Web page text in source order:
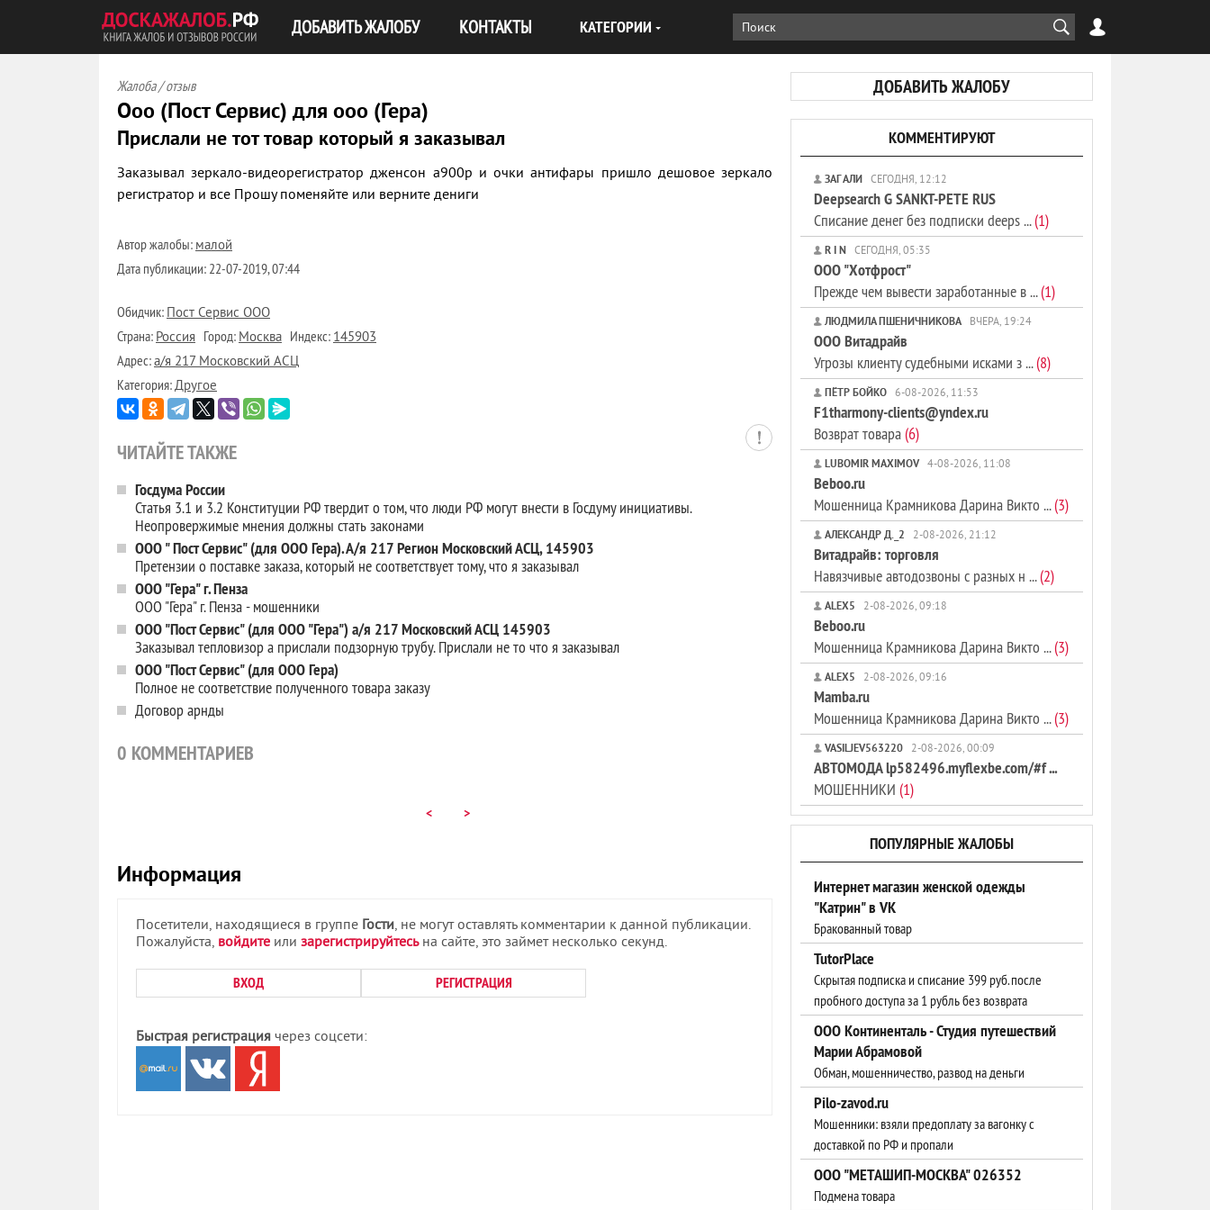
ДОБАВИТЬ ЖАЛОБУ КОНТАКТЫ КАТЕГОРИИ
ДОБАВИТЬ ЖАЛОБУ
Жалоба / отзыв
Ооо (Пост Сервис) для ооо (Гера)
Прислали не тот товар который я заказывал
Заказывал зеркало-видеорегистратор дженсон а900р и очки антифары пришло дешовое зеркало
регистратор и все Прошу поменяйте или верните дениги
Автор жалобы:малой
Дата публикации: 22-07-2019, 07:44
Обидчик:Пост Сервис ООО
Страна:Россия Город:Москва Индекс:145903
Адрес:а/я 217 Московский АСЦ
Категория:Другое
ЧИТАЙТЕ ТАКЖЕ
Госдума России
Статья 3.1 и 3.2 Конституции РФ твердит о том, что люди РФ могут внести в Госдуму инициативы.
Неопровержимые мнения должны стать законами
ООО " Пост Сервис" (для ООО Гера). А/я 217 Регион Московский АСЦ, 145903
Претензии о поставке заказа, который не соответствует тому, что я заказывал
ООО "Гера" г. Пенза
ООО "Гера" г. Пенза - мошенники
ООО "Пост Сервис" (для ООО "Гера") а/я 217 Московский АСЦ 145903
Заказывал тепловизор а прислали подзорную трубу. Прислали не то что я заказывал
ООО "Пост Сервис" (для ООО Гера)
Полное не соответствие полученного товара заказу
Договор арнды
0 КОММЕНТАРИЕВ
< >
Информация
Посетители, находящиеся в группе Гости, не могут оставлять комментарии к данной публикации.
Пожалуйста, войдите или зарегистрируйтесьна сайте, это займет несколько секунд.
ВХОД РЕГИСТРАЦИЯ
Быстрая регистрация через соцсети:
КОММЕНТИРУЮТ
ЗАГ АЛИ СЕГОДНЯ, 12:12
Deepsearch G SANKT-PETE RUS
Списание денег без подписки deeps ...(1)
R I N СЕГОДНЯ, 05:35
ООО "Хотфрост"
Прежде чем вывести заработанные в ...(1)
ЛЮДМИЛА ПШЕНИЧНИКОВА ВЧЕРА, 19:24
ООО Витадрайв
Угрозы клиенту судебными исками з ...(8)
ПЁТР БОЙКО 6-08-2026, 11:53
F1tharmony-clients@yndex.ru
Возврат товара(6)
LUBOMIR MAXIMOV 4-08-2026, 11:08
Beboo.ru
Мошенница Крамникова Дарина Викто ...(3)
АЛЕКСАНДР Д._2 2-08-2026, 21:12
Витадрайв: торговля
Навязчивые автодозвоны с разных н ...(2)
ALEX5 2-08-2026, 09:18
Beboo.ru
Мошенница Крамникова Дарина Викто ...(3)
ALEX5 2-08-2026, 09:16
Mamba.ru
Мошенница Крамникова Дарина Викто ...(3)
VASILJEV563220 2-08-2026, 00:09
АВТОМОДА lp582496.myflexbe.com/#f ...
МОШЕННИКИ (1)
ПОПУЛЯРНЫЕ ЖАЛОБЫ
Интернет магазин женской одежды
"Катрин" в VK
Бракованный товар
TutorPlace
Скрытая подписка и списание 399 руб. после
пробного доступа за 1 рубль без возврата
ООО Континенталь - Студия путешествий
Марии Абрамовой
Обман, мошенничество, развод на деньги
Pilo-zavod.ru
Мошенники: взяли предоплату за вагонку с
доставкой по РФ и пропали
ООО "МЕТАШИП-МОСКВА" 026352
Подмена товара